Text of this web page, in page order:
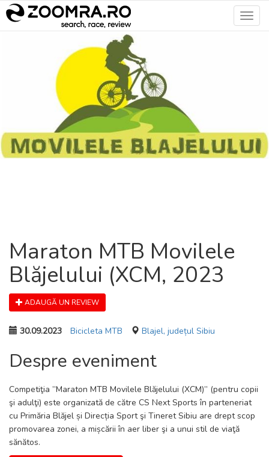
Maraton MTB Movilele
Blăjelului (XCM, 2023
ADAUGĂ UN REVIEW
30.09.2023 Bicicleta MTB Blajel, județul Sibiu
Despre eveniment
Competiţia ”Maraton MTB Movilele Blăjelului (XCM)” (pentru copii
şi adulţi) este organizată de către CS Next Sports în parteneriat
cu Primăria Blăjel și Direcția Sport şi Tineret Sibiu are drept scop
promovarea zonei, a mișcării în aer liber şi a unui stil de viaţă
sănătos.